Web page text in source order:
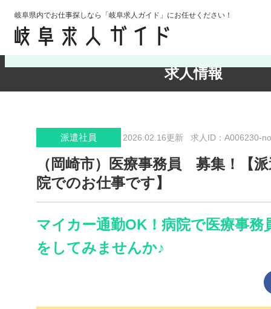
岐阜県内でお仕事探しなら「岐阜求人ガイド」にお任せください！
求人情報
検索条件の確認・変更
派遣社員 2026.02.16更新 求人ID：A006230-
（岡崎市）医療事務員 募集！【
院でのお仕事です】
マイカー通勤OK！病院で医療事務
をしてみませんか♪